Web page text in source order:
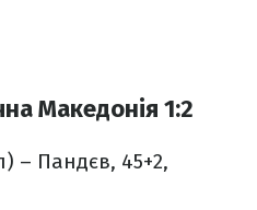
Македонія 1:2
– Пандєв, 45+2,